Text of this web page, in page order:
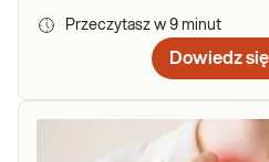
Przeczytasz w 9 minut
Dowiedz